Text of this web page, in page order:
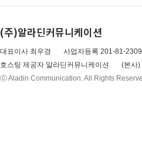
(주)알라딘커뮤니케이션
대표이사 최우경 사업자등록 201-81-
호스팅 제공자 알라딘커뮤니케이션
(본사)
ⓒ Aladin Communication. All Rights